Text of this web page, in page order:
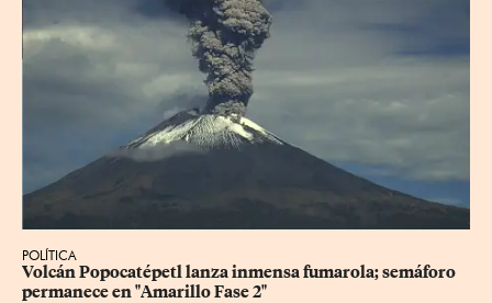
POLÍTICA
Volcán Popocatépetl lanza inmensa fumarola; semáforo
permanece en "Amarillo Fase 2"